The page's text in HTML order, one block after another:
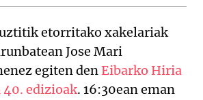
etorritako xakelariak
Jose Mari
egiten denEibarko Hiria
edizioak. 16:30ean eman